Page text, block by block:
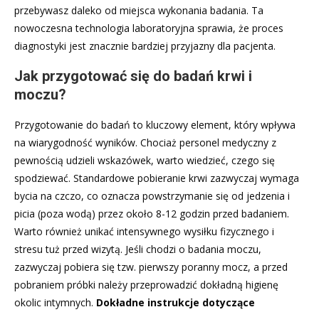
przebywasz daleko od miejsca wykonania badania. Ta
nowoczesna technologia laboratoryjna sprawia, że proces
diagnostyki jest znacznie bardziej przyjazny dla pacjenta.
Jak przygotować się do badań krwi i
moczu?
Przygotowanie do badań to kluczowy element, który wpływa
na wiarygodność wyników. Chociaż personel medyczny z
pewnością udzieli wskazówek, warto wiedzieć, czego się
spodziewać. Standardowe pobieranie krwi zazwyczaj wymaga
bycia na czczo, co oznacza powstrzymanie się od jedzenia i
picia (poza wodą) przez około 8-12 godzin przed badaniem.
Warto również unikać intensywnego wysiłku fizycznego i
stresu tuż przed wizytą. Jeśli chodzi o badania moczu,
zazwyczaj pobiera się tzw. pierwszy poranny mocz, a przed
pobraniem próbki należy przeprowadzić dokładną higienę
okolic intymnych. Dokładne instrukcje dotyczące